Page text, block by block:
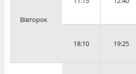
Вівторок
18:10 19:25